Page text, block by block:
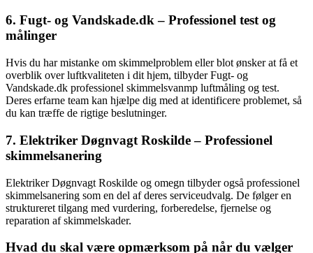
6. Fugt- og Vandskade.dk – Professionel test og
målinger
Hvis du har mistanke om skimmelproblem eller blot ønsker at få et
overblik over luftkvaliteten i dit hjem, tilbyder Fugt- og
Vandskade.dk professionel skimmelsvanmp luftmåling og test.
Deres erfarne team kan hjælpe dig med at identificere problemet, så
du kan træffe de rigtige beslutninger.
7. Elektriker Døgnvagt Roskilde – Professionel
skimmelsanering
Elektriker Døgnvagt Roskilde og omegn tilbyder også professionel
skimmelsanering som en del af deres serviceudvalg. De følger en
struktureret tilgang med vurdering, forberedelse, fjernelse og
reparation af skimmelskader.
Hvad du skal være opmærksom på når du vælger